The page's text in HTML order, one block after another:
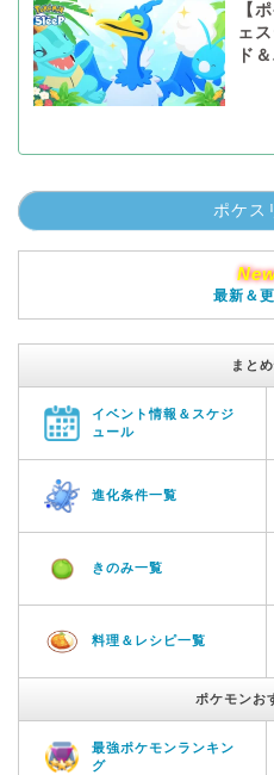
【
ェ
ド
ポケス
最新＆
まと
イベント情報＆スケジ
ュール
進化条件一覧
きのみ一覧
料理＆レシピ一覧
ポケモンお
最強ポケモンランキン
グ